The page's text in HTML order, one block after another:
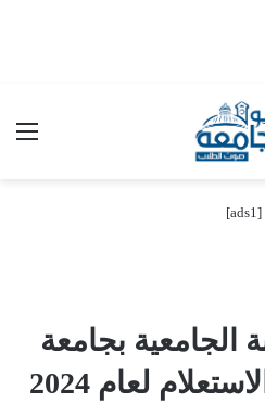
[ads1]
الجامعية بجامعة
لعام 2024